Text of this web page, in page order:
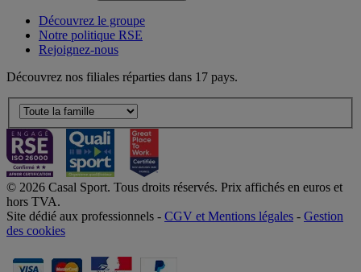
Découvrez le groupe
Notre politique RSE
Rejoignez-nous
Découvrez nos filiales réparties dans 17 pays.
© 2026 Casal Sport. Tous droits réservés. Prix affichés en euros et
hors TVA.
Site dédié aux professionnels - CGV et Mentions légales - Gestion
des cookies